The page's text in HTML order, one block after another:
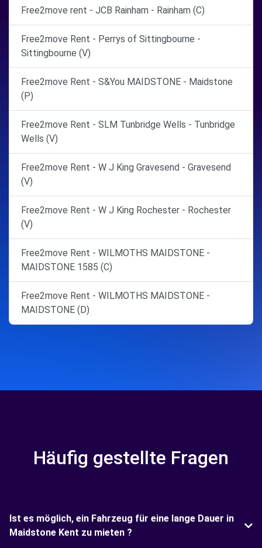
Free2move rent - JCB Rainham - Rainham (C)
Free2move Rent - Perrys of Sittingbourne -
Sittingbourne (V)
Free2move Rent - S&You MAIDSTONE - Maidstone
(P)
Free2move Rent - SLM Tunbridge Wells - Tunbridge
Wells (V)
Free2move Rent - W J King Gravesend - Gravesend
(V)
Free2move Rent - W J King Rochester - Rochester
(V)
Free2move Rent - WILMOTHS MAIDSTONE -
MAIDSTONE 1585 (C)
Free2move Rent - WILMOTHS MAIDSTONE -
MAIDSTONE (D)
Häufig gestellte Fragen
Ist es möglich, ein Fahrzeug für eine lange Dauer in
Maidstone Kent zu mieten ?